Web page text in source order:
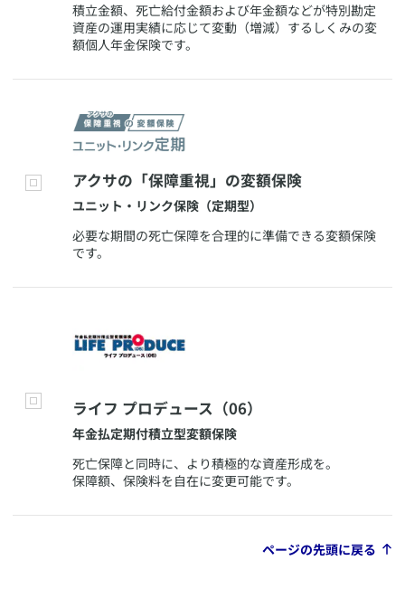
​積立金額、死亡給付金額および年金額などが特別勘定
資産の運用実績に応じて変動（増減）するしくみの変
額個人年金保険です。
​アクサの「保障重視」の変額保険
​ユニット・リンク保険（定期型）
​必要な期間の死亡保障を合理的に準備できる変額保険
です。
​ライフ プロデュース（06）
​年金払定期付積立型変額保険
​死亡保障と同時に、より積極的な資産形成を。
保障額、保険料を自在に変更可能です。
ページの先頭に戻る